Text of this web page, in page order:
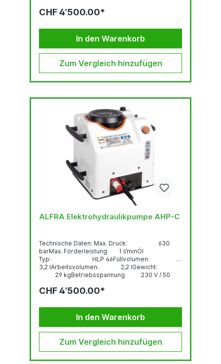
lGewicht: 29
HzLeistung:...
CHF 4’500.00*
In den Warenkorb
Zum Vergleich hinzufügen
ALFRA Elektrohydraulikpumpe AHP-C
Technische Daten: Max. Druck: 630
barMax. Förderleistung: 1 l/minÖl
Typ: HLP 46Füllvolumen:
3,2 lArbeitsvolumen: 2,2 lGewicht:
29 kgBetriebsspannung 230 V / 50
kWStromaufnahme: 5,65 AMotordrehzahl:
Lieferumfang: Elektrohydraulikpumpe...
CHF 4’500.00*
In den Warenkorb
Zum Vergleich hinzufügen